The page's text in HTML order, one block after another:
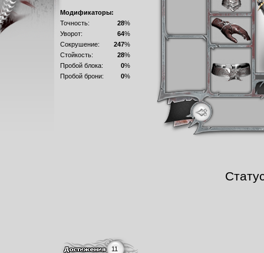
Модификаторы:
Точность:
28%
Уворот:
64%
Сокрушение:
247%
Стойкость:
28%
Пробой блока:
0%
Пробой брони:
0%
11